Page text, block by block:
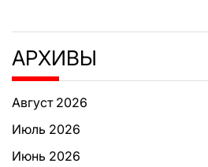
АРХИВЫ
Август 2026
Июль 2026
Июнь 2026